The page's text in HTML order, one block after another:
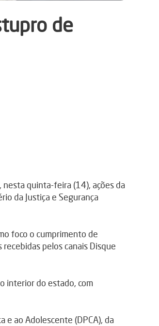
de
nesta quinta-feira (14), ações da
da Justiça e Segurança
foco o cumprimento de
pelos canais Disque
interior do estado, com
e ao Adolescente (DPCA), da